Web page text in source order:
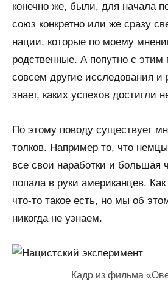
конечно же, были, для начала
союз конкретно или же сразу
нации, которые по моему
родственные. А попутно с этим
совсем другие исследования и
знает, каких успехов достигли
По этому поводу существует
толков. Например то, что
все свои наработки и большая
попала в руки американцев.
что-то такое есть, но мы об
никогда не узнаем.
Кадр из фильма